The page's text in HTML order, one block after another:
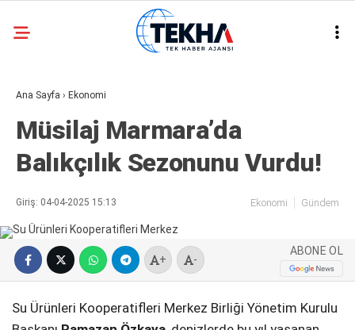
30.1
ASAYIŞ
GÜNDEM
EKONOMI
POLITIKA
Ana Sayfa › Ekonomi
Müsilaj Marmara’da
Balıkçılık Sezonunu Vurdu!
Giriş: 04-04-2025 15:13 Ekonomi Gündem
+ -
ABONE OL
Su Ürünleri Kooperatifleri Merkez Birliği Yönetim Kurulu